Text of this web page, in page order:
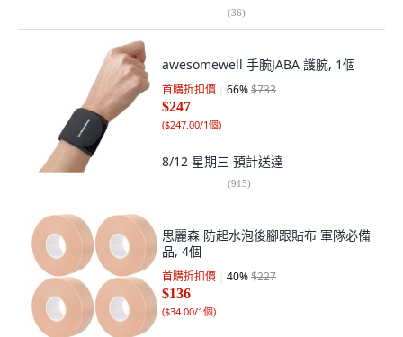
(36)
awesomewell 手腕JABA 護腕, 1個
首購折扣價 66%$733
$247
($247.00/1個)
8/12 星期三 預計送達
(915)
思麗森 防起水泡後腳跟貼布 軍隊必備
品, 4個
首購折扣價 40%$227
$136
($34.00/1個)